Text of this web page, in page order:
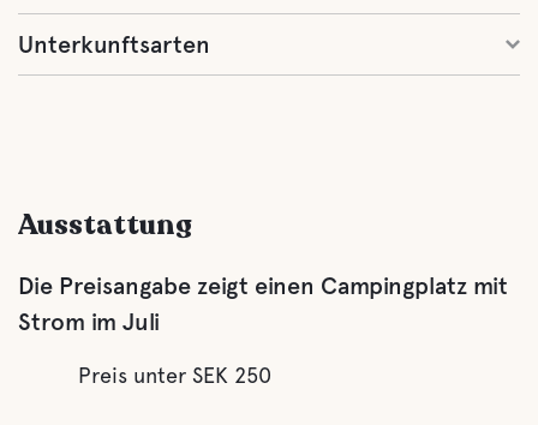
Unterkunftsarten
Ausstattung
Die Preisangabe zeigt einen Campingplatz mit
Strom im Juli
Preis unter SEK 250